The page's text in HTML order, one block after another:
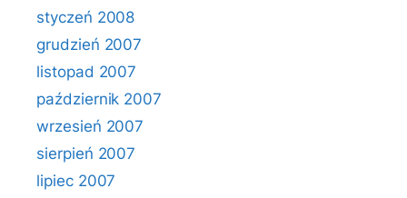
styczeń 2008
grudzień 2007
listopad 2007
październik 2007
wrzesień 2007
sierpień 2007
lipiec 2007